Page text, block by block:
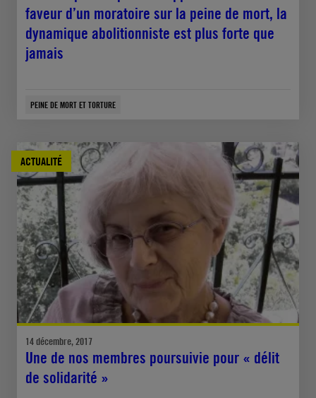
faveur d’un moratoire sur la peine de mort, la
dynamique abolitionniste est plus forte que
jamais
PEINE DE MORT ET TORTURE
ACTUALITÉ
14 décembre, 2017
Une de nos membres poursuivie pour « délit
de solidarité »